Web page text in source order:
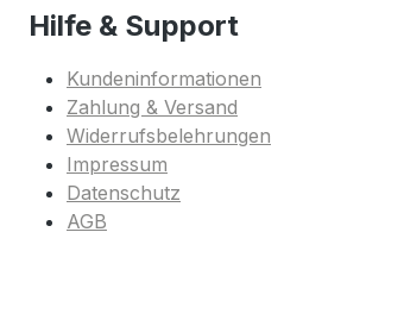
Hilfe & Support
Kundeninformationen
Zahlung & Versand
Widerrufsbelehrungen
Impressum
Datenschutz
AGB